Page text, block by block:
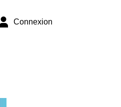
Connexion